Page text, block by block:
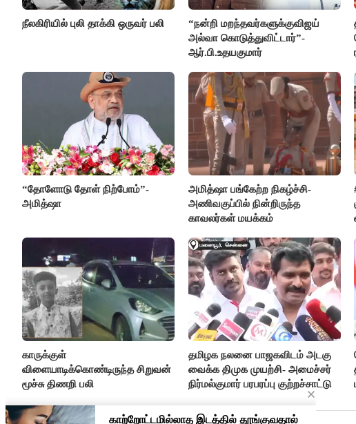
நீலகிரியில் புலி தாக்கி ஒருவர் பலி
“நன்றி மறந்தவர்களுக்குவிஜய்
அல்வா கொடுத்துவிட்டார்”-
ஆர்.பி.உதயகுமார்
“தோளோடு தோள் நிற்போம்”-
அமித்ஷா
அமித்ஷா பங்கேற்ற நிகழ்ச்சி-
அணிவகுப்பில் நின்றிருந்த
காவலர்கள் மயக்கம்
காருக்குள்
விளையாடிக்கொண்டிருந்த சிறுவன்
மூச்சு திணறி பலி
தமிழக நலனை பாஜகவிடம் அடகு
வைக்க திமுக முயற்சி- அமைச்சர்
நிர்மல்குமார் பரபரப்பு குற்றச்சாட்டு